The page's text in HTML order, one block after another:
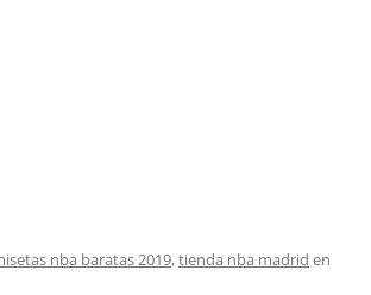
nba baratas 2019,tienda nba madrid en